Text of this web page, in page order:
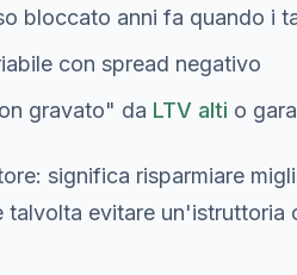
bloccato anni fa quando i
con spread negativo
gravato" da LTV alti o
significa risparmiare
talvolta evitare un'istruttoria